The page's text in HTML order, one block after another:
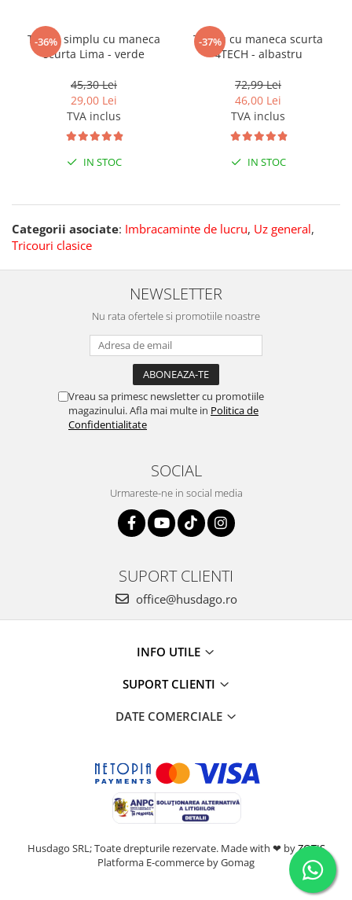
-36%
Tricou simplu cu maneca
scurta Lima - verde
45,30 Lei
29,00 Lei
TVA inclus
IN STOC
-37%
Tricou cu maneca scurta
4TECH - albastru
72,99 Lei
46,00 Lei
TVA inclus
IN STOC
Categorii asociate: Imbracaminte de lucru, Uz general,
Tricouri clasice
NEWSLETTER
Nu rata ofertele si promotiile noastre
Vreau sa primesc newsletter cu promotiile
magazinului. Afla mai multe in Politica de
Confidentialitate
SOCIAL
Urmareste-ne in social media
SUPORT CLIENTI
office@husdago.ro
INFO UTILE
SUPORT CLIENTI
DATE COMERCIALE
Husdago SRL; Toate drepturile rezervate. Made with ❤ byZOTIS
Platforma E-commerce by Gomag